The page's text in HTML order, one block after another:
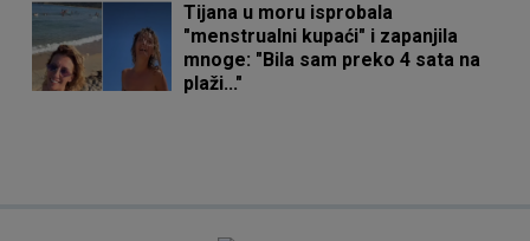
Tijana u moru isprobala
"menstrualni kupaći" i zapanjila
mnoge: "Bila sam preko 4 sata na
plaži..."